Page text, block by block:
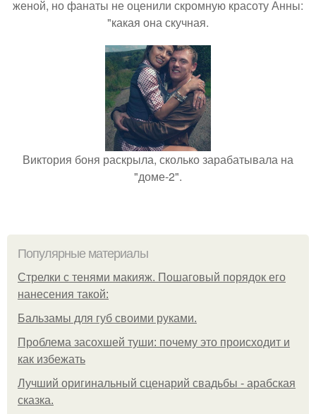
женой, но фанаты не оценили скромную красоту Анны:
"какая она скучная.
Виктория боня раскрыла, сколько зарабатывала на
"доме-2".
Популярные материалы
Стрелки с тенями макияж. Пошаговый порядок его
нанесения такой:
Бальзамы для губ своими руками.
Проблема засохшей туши: почему это происходит и
как избежать
Лучший оригинальный сценарий свадьбы - арабская
сказка.